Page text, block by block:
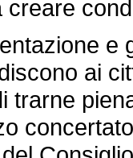
e
ai
trarne